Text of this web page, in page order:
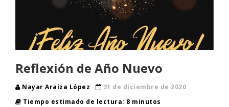
Reflexión de Año Nuevo
Nayar Araiza López
31 de diciembre de 2020
Tiempo estimado de lectura: 8 minutos